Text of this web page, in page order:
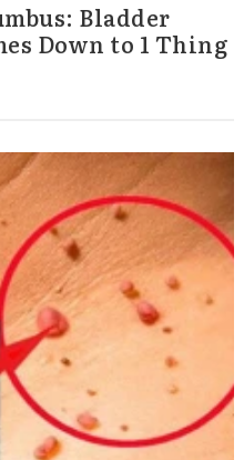
Bladder
Down to 1 Thing